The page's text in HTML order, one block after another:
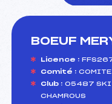
BOEUF
Licence :
Comité : COMITE
Club : 05487 SKI
CHAMROUS